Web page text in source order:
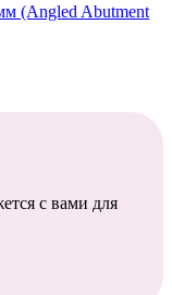
(Angled Abutment
с вами для